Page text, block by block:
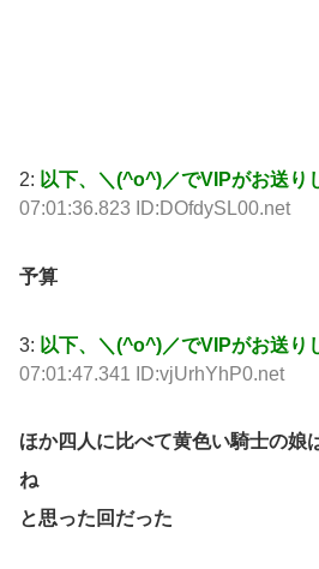
2: 以下、＼(^o^)／でVIPがお送り
07:01:36.823 ID:DOfdySL00.net
予算
3: 以下、＼(^o^)／でVIPがお送り
07:01:47.341 ID:vjUrhYhP0.net
ほか四人に比べて黄色い騎士の娘
ね
と思った回だった